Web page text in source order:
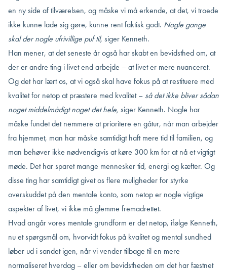
en ny side af tilværelsen, og måske vi må erkende, at det, vi troede
ikke kunne lade sig gøre, kunne rent faktisk godt. Nogle gange
skal der nogle ufrivillige puf til, siger Kenneth.
Han mener, at det seneste år også har skabt en bevidsthed om, at
der er andre ting i livet end arbejde – at livet er mere nuanceret.
Og det har lært os, at vi også skal have fokus på at restituere med
kvalitet for netop at præstere med kvalitet – så det ikke bliver sådan
noget middelmådigt noget det hele, siger Kenneth. Nogle har
måske fundet det nemmere at prioritere en gåtur, når man arbejder
fra hjemmet, man har måske samtidigt haft mere tid til familien, og
man behøver ikke nødvendigvis at køre 300 km for at nå et vigtigt
møde. Det har sparet mange mennesker tid, energi og kæfter. Og
disse ting har samtidigt givet os flere muligheder for styrke
overskuddet på den mentale konto, som netop er nogle vigtige
aspekter af livet, vi ikke må glemme fremadrettet.
Hvad angår vores mentale grundform er det netop, ifølge Kenneth,
nu et spørgsmål om, hvorvidt fokus på kvalitet og mental sundhed
løber ud i sandet igen, når vi vender tilbage til en mere
normaliseret hverdag – eller om bevidstheden om det har fæstnet